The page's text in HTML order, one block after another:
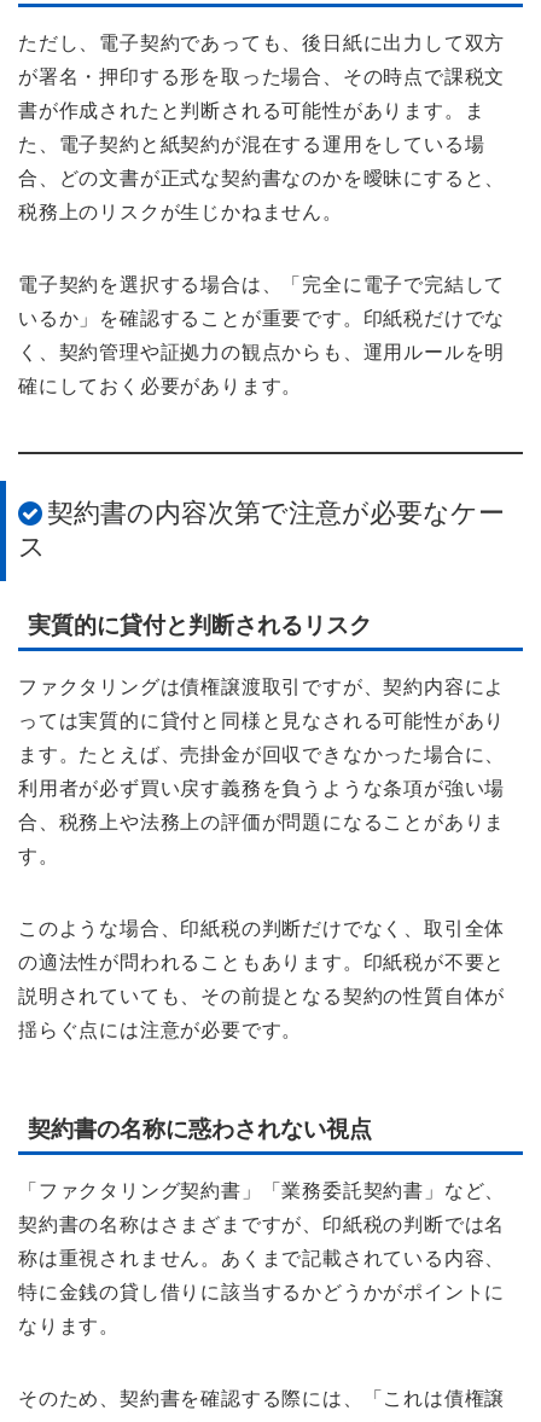
ただし、電子契約であっても、後日紙に出力して双方
が署名・押印する形を取った場合、その時点で課税文
書が作成されたと判断される可能性があります。ま
た、電子契約と紙契約が混在する運用をしている場
合、どの文書が正式な契約書なのかを曖昧にすると、
税務上のリスクが生じかねません。
電子契約を選択する場合は、「完全に電子で完結して
いるか」を確認することが重要です。印紙税だけでな
く、契約管理や証拠力の観点からも、運用ルールを明
確にしておく必要があります。
契約書の内容次第で注意が必要なケー
ス
実質的に貸付と判断されるリスク
ファクタリングは債権譲渡取引ですが、契約内容によ
っては実質的に貸付と同様と見なされる可能性があり
ます。たとえば、売掛金が回収できなかった場合に、
利用者が必ず買い戻す義務を負うような条項が強い場
合、税務上や法務上の評価が問題になることがありま
す。
このような場合、印紙税の判断だけでなく、取引全体
の適法性が問われることもあります。印紙税が不要と
説明されていても、その前提となる契約の性質自体が
揺らぐ点には注意が必要です。
契約書の名称に惑わされない視点
「ファクタリング契約書」「業務委託契約書」など、
契約書の名称はさまざまですが、印紙税の判断では名
称は重視されません。あくまで記載されている内容、
特に金銭の貸し借りに該当するかどうかがポイントに
なります。
そのため、契約書を確認する際には、「これは債権譲